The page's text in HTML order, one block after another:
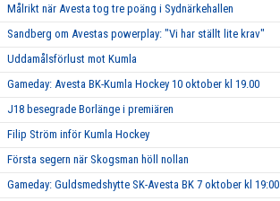
Målrikt när Avesta tog tre poäng i Sydnärkehallen
Sandberg om Avestas powerplay: "Vi har ställt lite krav"
Uddamålsförlust mot Kumla
Gameday: Avesta BK-Kumla Hockey 10 oktober kl 19.00
J18 besegrade Borlänge i premiären
Filip Ström inför Kumla Hockey
Första segern när Skogsman höll nollan
Gameday: Guldsmedshytte SK-Avesta BK 7 oktober kl 19:00